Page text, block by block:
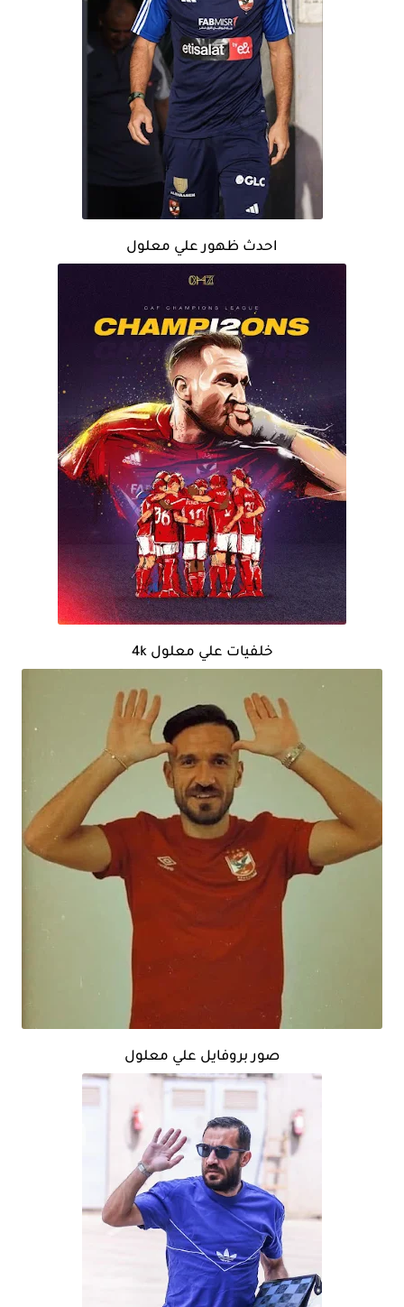
احدث ظهور علي معلول
خلفيات علي معلول 4k
صور بروفايل علي معلول